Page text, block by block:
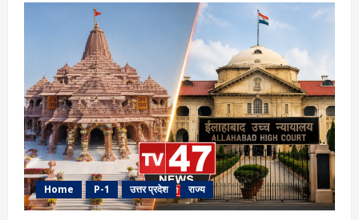
Home P-1 उत्तर प्रदेश राज्य